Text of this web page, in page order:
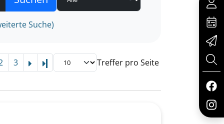
Suche)
3 Letzte Seite Treffer pro Seite